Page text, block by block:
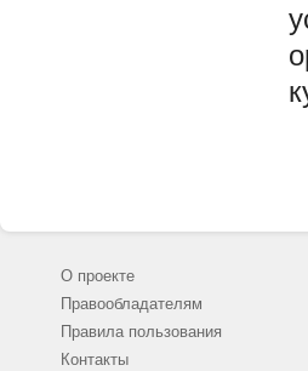
О проекте
Правообладателям
Правила пользования
Контакты